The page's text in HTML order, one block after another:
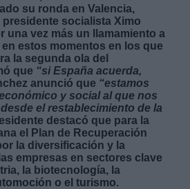
su ronda en Valencia,
socialista Ximo
una vez más un llamamientoa
estos momentos en los que
la segunda ola del
que “si España acuerda,
anunció que “estamos
y social al que nos
el restablecimiento de la
destacó que para la
el Plan de Recuperación
la diversificación y la
empresas en sectores clave
la biotecnología, la
o el turismo.
link